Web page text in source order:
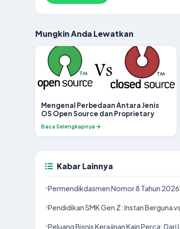
Mungkin Anda Lewatkan
Mengenal Perbedaan Antara Jenis
OS Open Source dan Proprietary
Baca Selengkapnya
Kabar Lainnya
Permendikdasmen Nomor 8 Tahun
Pendidikan SMK Gen Z: Instan Berguna
Peluang Bisnis Kerajinan Kain Perca: